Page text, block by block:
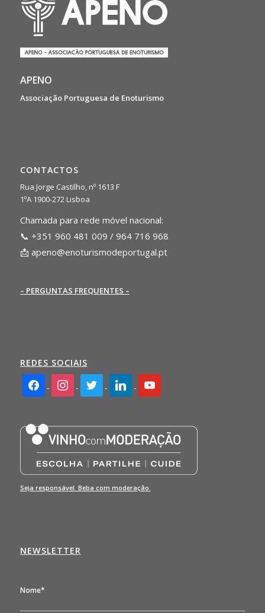
APENO
Associação Portuguesa de Enoturismo
CONTACTOS
Rua Jorge Castilho, nº 1613 F
1ºA 1900-272 Lisboa
Chamada para rede móvel nacional:
📞 +351 960 481 009 / 964 716 968
📩 apeno@enoturismodeportugal.pt
– PERGUNTAS FREQUENTES –
REDES SOCIAIS
facebook2instagramtwitter linkedin youtube
Seja responsável. Beba com moderação.
NEWSLETTER
Nome*